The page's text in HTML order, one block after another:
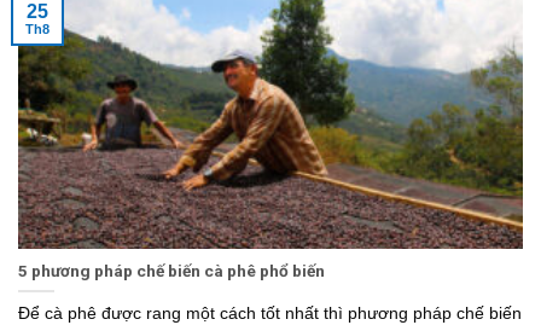
5 phương pháp chế biến cà phê phổ biến
Để cà phê được rang một cách tốt nhất thì phương pháp chế biến
25
Th8